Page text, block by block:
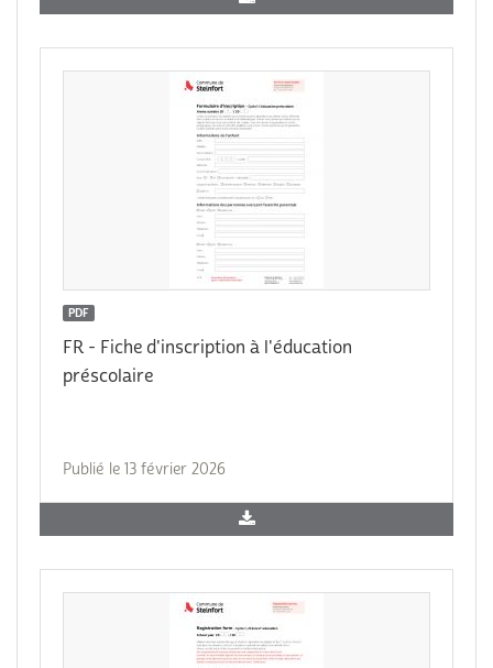
PDF
FR - Fiche d'inscription à l'éducation
préscolaire
Publié le 13 février 2026